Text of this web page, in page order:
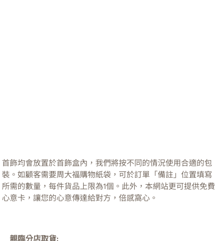
首飾均會放置於首飾盒內，我們將按不同的情況使用合適的包
裝。如顧客需要周大福購物紙袋，可於訂單「備註」位置填寫
所需的數量，每件貨品上限為1個。此外，本網站更可提供免費
心意卡，讓您的心意傳達給對方，倍感窩心。
親臨分店取貨: